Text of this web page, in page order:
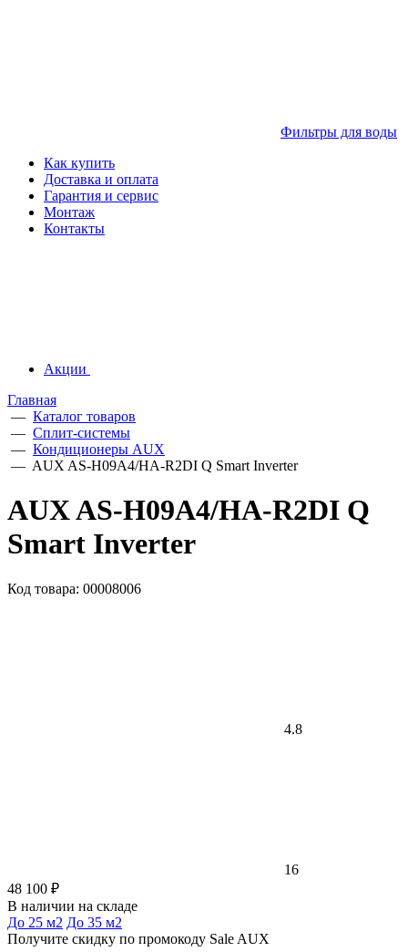
Фильтры для воды
Как купить
Доставка и оплата
Гарантия и сервис
Монтаж
Контакты
Акции
Главная
— Каталог товаров
— Сплит-системы
— Кондиционеры AUX
— AUX AS-H09A4/HA-R2DI Q Smart Inverter
AUX AS-H09A4/HA-R2DI Q
Smart Inverter
Код товара: 00008006
4.8
16
48 100 ₽
В наличии на складе
До 25 м2 До 35 м2
Получите скидку по промокоду Sale AUX